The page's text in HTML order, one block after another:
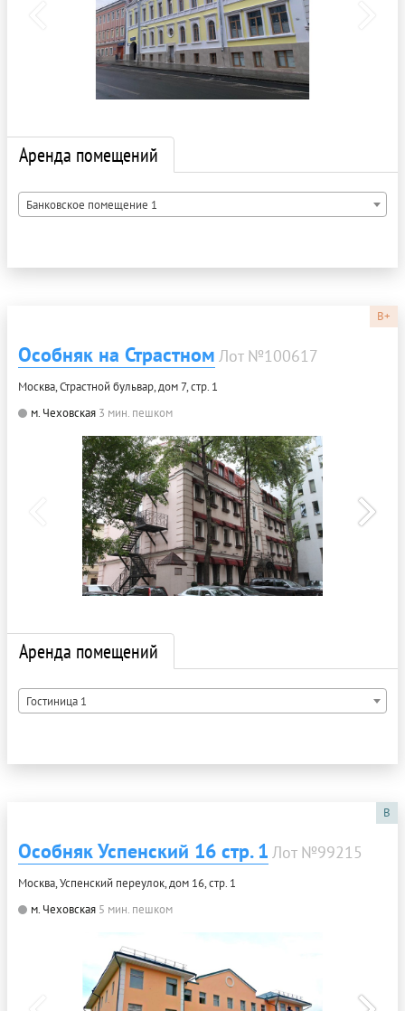
Аренда помещений
Банковское помещение 1
B+
Особняк на Страстном Лот №100617
Москва, Страстной бульвар, дом 7, стр. 1
м. Чеховская 3 мин. пешком
Аренда помещений
Гостиница 1
B
Особняк Успенский 16 стр. 1 Лот №99215
Москва, Успенский переулок, дом 16, стр. 1
м. Чеховская 5 мин. пешком